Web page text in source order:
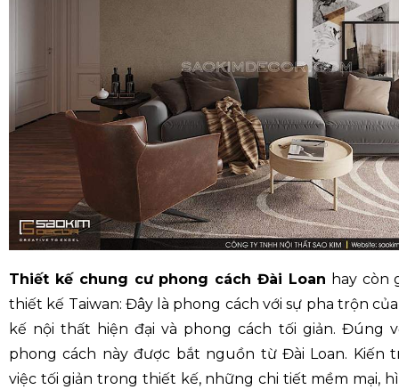
Thiết kế chung cư phong cách Đài Loan hay còn
thiết kế Taiwan: Đây là phong cách với sự pha trộn
kế nội thất hiện đại và phong cách tối giản. Đúng
phong cách này được bắt nguồn từ Đài Loan. Kiến
việc tối giản trong thiết kế, những chi tiết mềm mại,